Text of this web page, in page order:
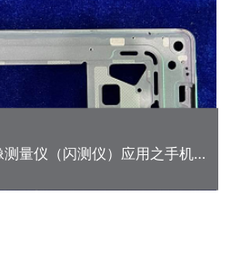
量仪（闪测仪）应用之手机